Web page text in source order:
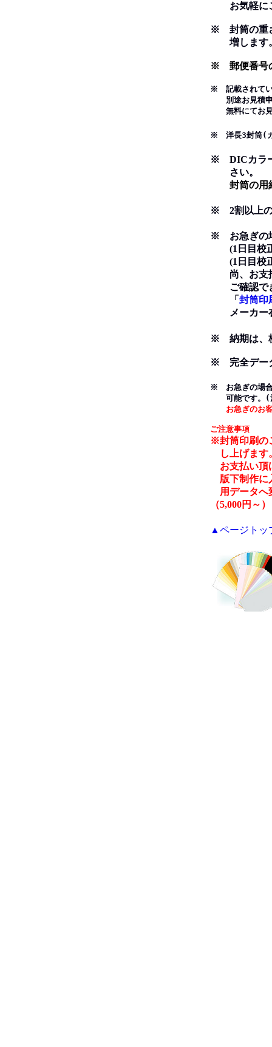
お気軽に
※ 封筒の重
増します
※ 郵便番号
※ 記載されてい
別途お見積申
無料にてお見
※ 洋長3封筒(カ
※ DICカラー
さい。
封筒の用紙
※ 2割以上の
※ お急ぎの
(1日目校正
(1日目校正
尚、お支払
ご確認でき
「 封筒印
メーカー在
※ 納期は、
※ 完全デー
※ お急ぎの場合
可能です。(
お急ぎのお
ご注意事項
※封筒印刷の
し上げます
お支払い頂
版下制作に
用データへ
（5,000円～）
▲ページトッ